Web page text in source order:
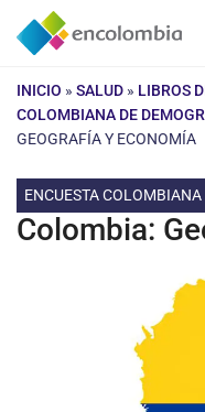
Saltar
INICIO » SALUD » LIBROS
COLOMBIANA DE
GEOGRAFÍA Y ECONOMÍA
ENCUESTA
Colombia: